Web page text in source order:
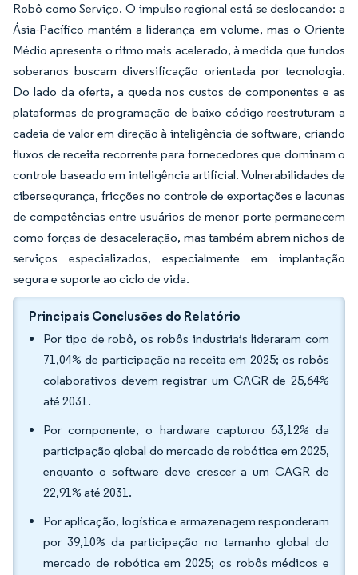
Robô como Serviço. O impulso regional está se deslocando: a
Ásia-Pacífico mantém a liderança em volume, mas o Oriente
Médio apresenta o ritmo mais acelerado, à medida que fundos
soberanos buscam diversificação orientada por tecnologia.
Do lado da oferta, a queda nos custos de componentes e as
plataformas de programação de baixo código reestruturam a
cadeia de valor em direção à inteligência de software, criando
fluxos de receita recorrente para fornecedores que dominam o
controle baseado em inteligência artificial. Vulnerabilidades de
cibersegurança, fricções no controle de exportações e lacunas
de competências entre usuários de menor porte permanecem
como forças de desaceleração, mas também abrem nichos de
serviços especializados, especialmente em implantação
segura e suporte ao ciclo de vida.
Principais Conclusões do Relatório
Por tipo de robô, os robôs industriais lideraram com
71,04% de participação na receita em 2025; os robôs
colaborativos devem registrar um CAGR de 25,64%
até 2031.
Por componente, o hardware capturou 63,12% da
participação global do mercado de robótica em 2025,
enquanto o software deve crescer a um CAGR de
22,91% até 2031.
Por aplicação, logística e armazenagem responderam
por 39,10% da participação no tamanho global do
mercado de robótica em 2025; os robôs médicos e